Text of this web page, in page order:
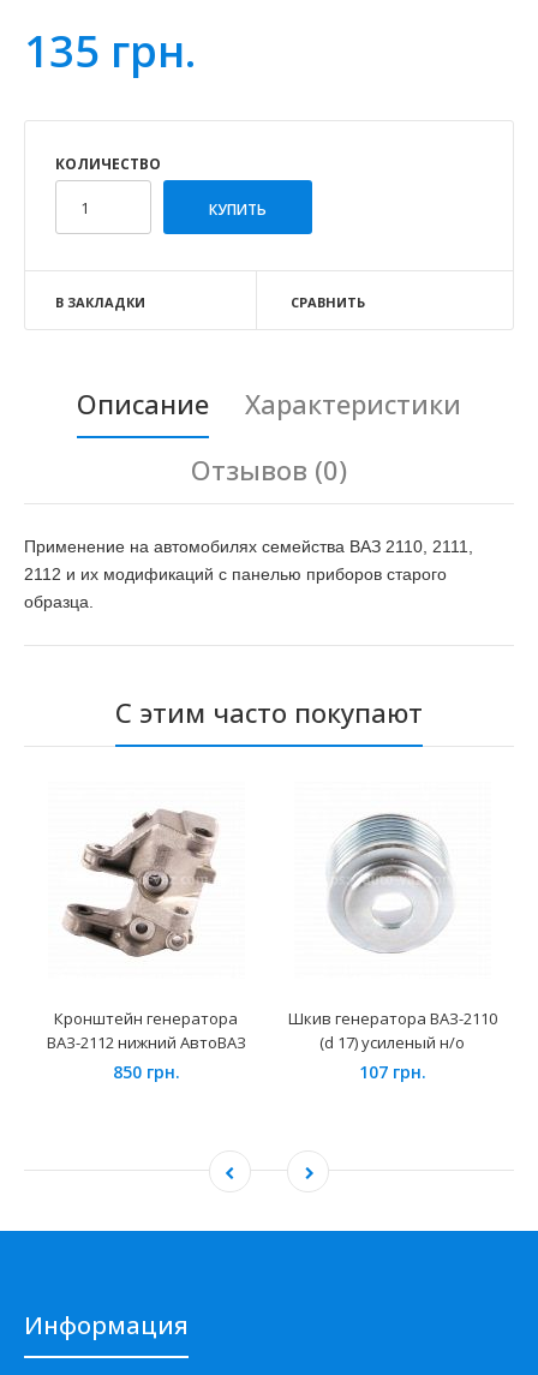
135 грн.
КОЛИЧЕСТВО
В ЗАКЛАДКИ СРАВНИТЬ
Описание
Характеристики
Отзывов (0)
Применение на автомобилях семейства ВАЗ 2110, 2111,
2112 и их модификаций с панелью приборов старого
образца.
С этим часто покупают
Кронштейн генератора
ВАЗ-2112 нижний АвтоВАЗ
850 грн.
Шкив генератора ВАЗ-2110
(d 17) усиленый н/о
107 грн.
Информация